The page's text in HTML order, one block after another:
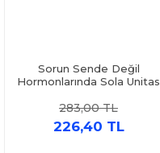
Sorun Sende Değil
Hormonlarında Sola Unitas
283,00 TL
226,40 TL